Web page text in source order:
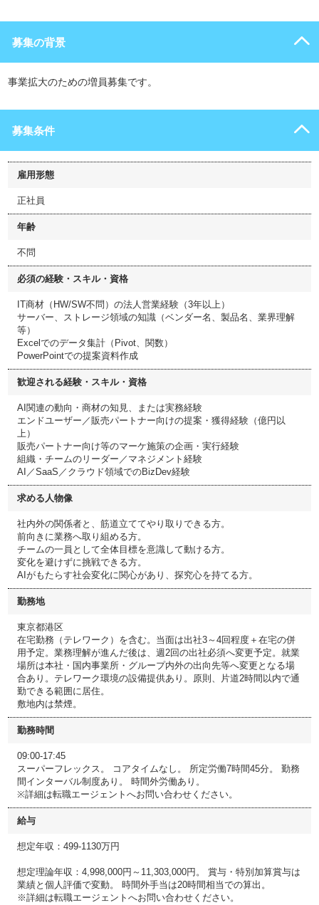
募集の背景
事業拡大のための増員募集です。
募集条件
雇用形態
正社員
年齢
不問
必須の経験・スキル・資格
IT商材（HW/SW不問）の法人営業経験（3年以上）
サーバー、ストレージ領域の知識（ベンダー名、製品名、業界理解
等）
Excelでのデータ集計（Pivot、関数）
PowerPointでの提案資料作成
歓迎される経験・スキル・資格
AI関連の動向・商材の知見、または実務経験
エンドユーザー／販売パートナー向けの提案・獲得経験（億円以
上）
販売パートナー向け等のマーケ施策の企画・実行経験
組織・チームのリーダー／マネジメント経験
AI／SaaS／クラウド領域でのBizDev経験
求める人物像
社内外の関係者と、筋道立ててやり取りできる方。
前向きに業務へ取り組める方。
チームの一員として全体目標を意識して動ける方。
変化を避けずに挑戦できる方。
AIがもたらす社会変化に関心があり、探究心を持てる方。
勤務地
東京都港区
在宅勤務（テレワーク）を含む。当面は出社3～4回程度＋在宅の併
用予定。業務理解が進んだ後は、週2回の出社必須へ変更予定。就業
場所は本社・国内事業所・グループ内外の出向先等へ変更となる場
合あり。テレワーク環境の設備提供あり。原則、片道2時間以内で通
勤できる範囲に居住。
敷地内は禁煙。
勤務時間
09:00-17:45
スーパーフレックス。 コアタイムなし。 所定労働7時間45分。 勤務
間インターバル制度あり。 時間外労働あり。
※詳細は転職エージェントへお問い合わせください。
給与
想定年収：499-1130万円
想定理論年収：4,998,000円～11,303,000円。 賞与・特別加算賞与は
業績と個人評価で変動。 時間外手当は20時間相当での算出。
※詳細は転職エージェントへお問い合わせください。